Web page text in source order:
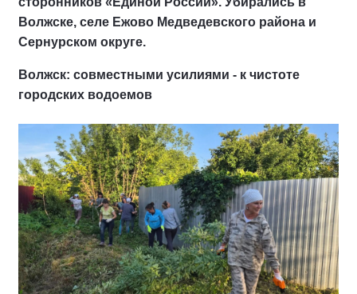
Волжске, селе Ежово Медведевского района и
Сернурском округе.
Волжск: совместными усилиями - к чистоте
городских водоемов